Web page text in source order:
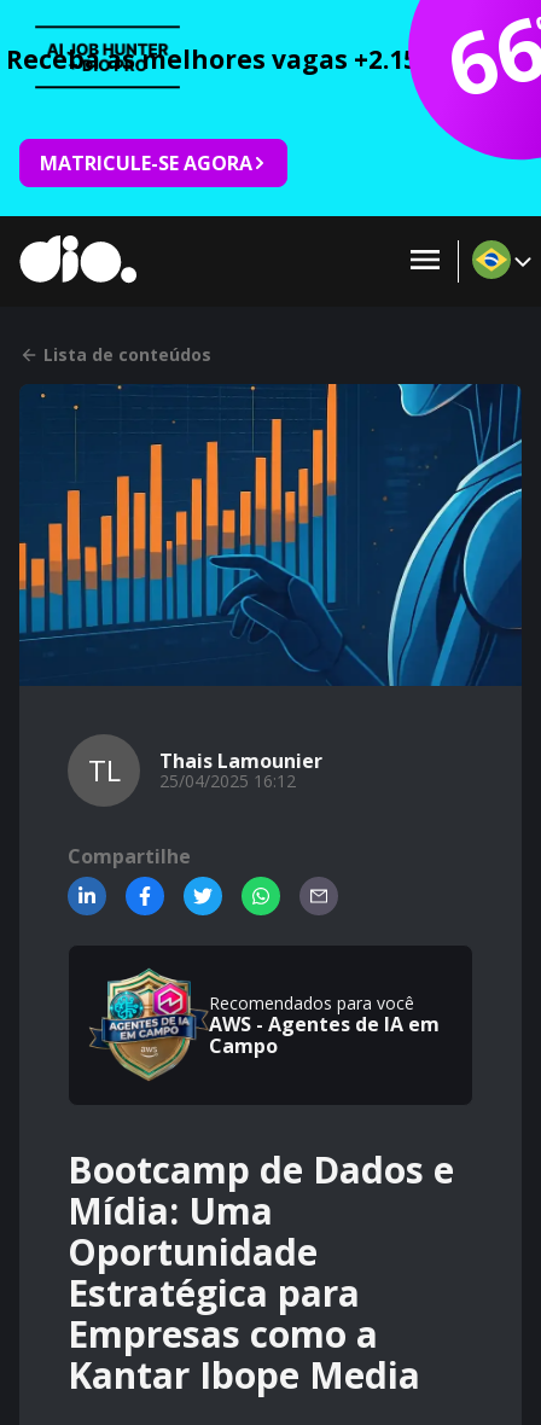
Receba as melhores vagas +2.150 cursos
MATRICULE-SE AGORA
Lista de conteúdos
TL Thais Lamounier
25/04/2025 16:12
Compartilhe
Recomendados para você
AWS - Agentes de IA em
Campo
Bootcamp de Dados e
Mídia: Uma
Oportunidade
Estratégica para
Empresas como a
Kantar Ibope Media